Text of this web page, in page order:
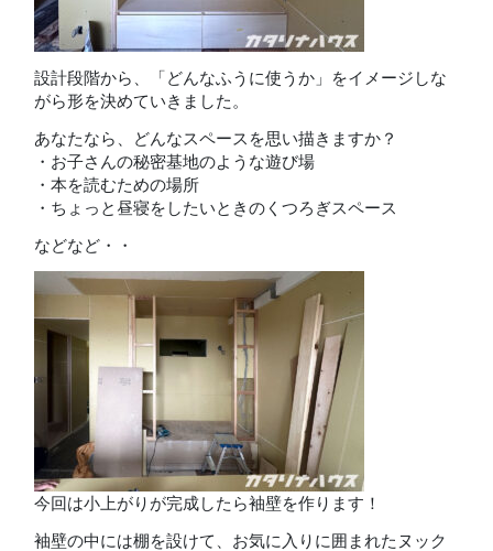
設計段階から、「どんなふうに使うか」をイメージしな
がら形を決めていきました。
あなたなら、どんなスペースを思い描きますか？
・お子さんの秘密基地のような遊び場
・本を読むための場所
・ちょっと昼寝をしたいときのくつろぎスペース
などなど・・
今回は小上がりが完成したら袖壁を作ります！
袖壁の中には棚を設けて、お気に入りに囲まれたヌック